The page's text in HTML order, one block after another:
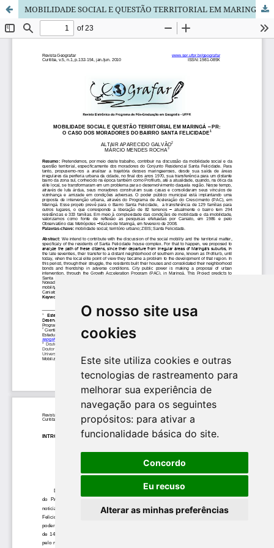
O nosso site usa
cookies
Este site utiliza cookies e outras
tecnologias de rastreamento para
melhorar sua experiência de
navegação para os seguintes
propósitos: para ativar a
funcionalidade básica do site.
Concordo
Eu recuso
Alterar as minhas preferências
MOBILIDADE SOCIAL E QUESTÃO TERRITORIAL EM MARINGÁ – PR: O CASO DOS MORADORES DO BAIRRO SANTA FELICIDADE